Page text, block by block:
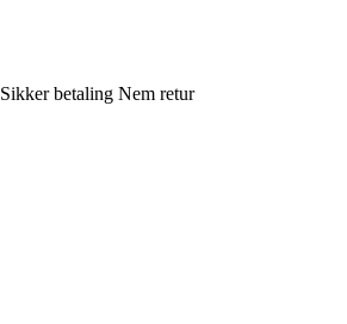
Sikker betaling Nem retur